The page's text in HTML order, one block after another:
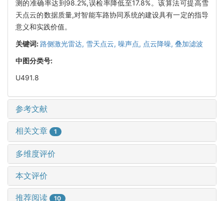
测的准确率达到98.2%,误检率降低至17.8%。该算法可提高雪
天点云的数据质量,对智能车路协同系统的建设具有一定的指导
意义和实践价值。
关键词: 路侧激光雷达, 雪天点云, 噪声点, 点云降噪, 叠加滤波
中图分类号:
U491.8
参考文献
相关文章 1
多维度评价
本文评价
推荐阅读 10